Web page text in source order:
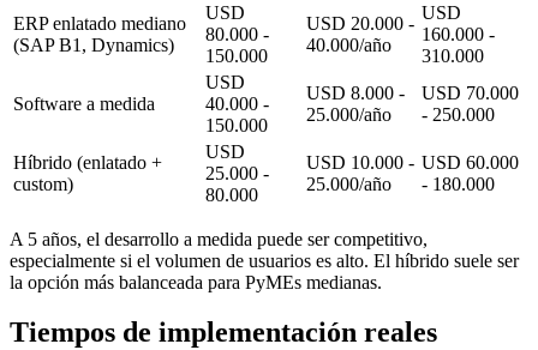
ERP enlatado mediano
(SAP B1, Dynamics)
USD
80.000 -
150.000
USD 20.000 -
40.000/año
USD
160.000 -
310.000
Software a medida
USD
40.000 -
150.000
USD 8.000 -
25.000/año
USD 70.000
- 250.000
Híbrido (enlatado +
custom)
USD
25.000 -
80.000
USD 10.000 -
25.000/año
USD 60.000
- 180.000
A 5 años, el desarrollo a medida puede ser competitivo,
especialmente si el volumen de usuarios es alto. El híbrido suele ser
la opción más balanceada para PyMEs medianas.
Tiempos de implementación reales